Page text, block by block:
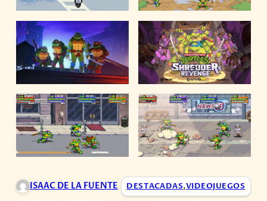
ISAAC DE LA FUENTE DESTACADAS,VIDEOJUEGOS